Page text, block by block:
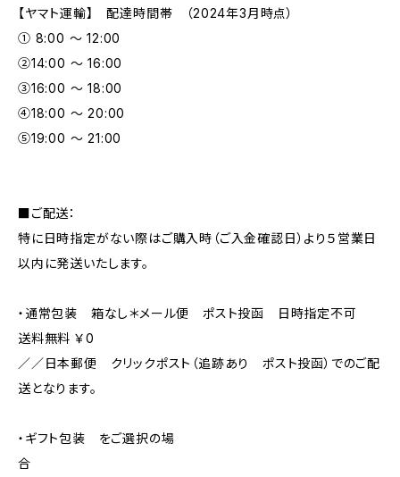
【ヤマト運輸】 配達時間帯 （2024年3月時点）
① 8:00 ～ 12:00
②14:00 ～ 16:00
③16:00 ～ 18:00
④18:00 ～ 20:00
⑤19:00 ～ 21:00
■ご配送：
特に日時指定がない際はご購入時（ご入金確認日）より５営業日
以内に発送いたします。
・通常包装 箱なし＊メール便 ポスト投函 日時指定不可
送料無料 ￥0
／／日本郵便 クリックポスト（追跡あり ポスト投函）でのご配
送となります。
・ギフト包装 をご選択の場
合